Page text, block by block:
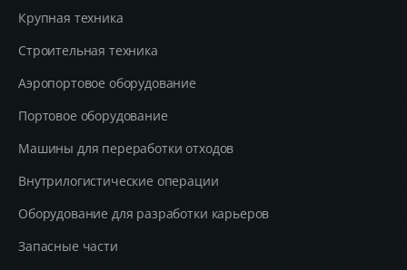
Крупная техника
Строительная техника
Aэропортовое оборудование
Портовое оборудование
Машины для переработки отходов
Внутрилогистические операции
Оборудование для разработки карьеров
Запасные части